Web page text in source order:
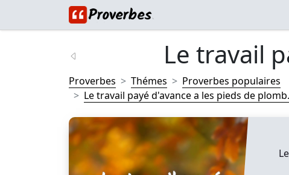
Le travail
Proverbes Thémes
Proverbes populaires
Le travail payé d'avance a les pieds de